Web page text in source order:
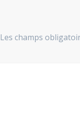
Les champs